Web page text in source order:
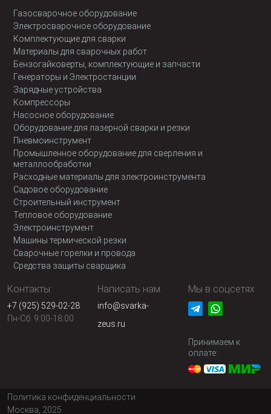
Газосварочное оборудование
Электросварочное оборудование
Комплектующие для сварки
Материалы для сварочных работ
Бензогайковерты, комплектующие и запчасти
Генераторы и Электростанции
Зарядные устройства
Компрессоры
Насосное оборудование
Оборудование для лазерной сварки и резки
Пневмоинструмент
Промышленное оборудование для сверления и
металлообработки
Расходные материалы для электроинструмента
Садовое оборудование
Строительный инструмент
Тепловое оборудование
Электроинструмент
Машины термической резки
Сварочные горелки и провода
Средства защиты сварщика
Контакты:
+7 (925) 529-02-28
Пн-Сб: 9:00-18:00
Написать нам:
info@svarka-
zeus.ru
Мы в соцсетях
Принимаем к
оплате:
Политика конфиденциальности
Москва, 2025